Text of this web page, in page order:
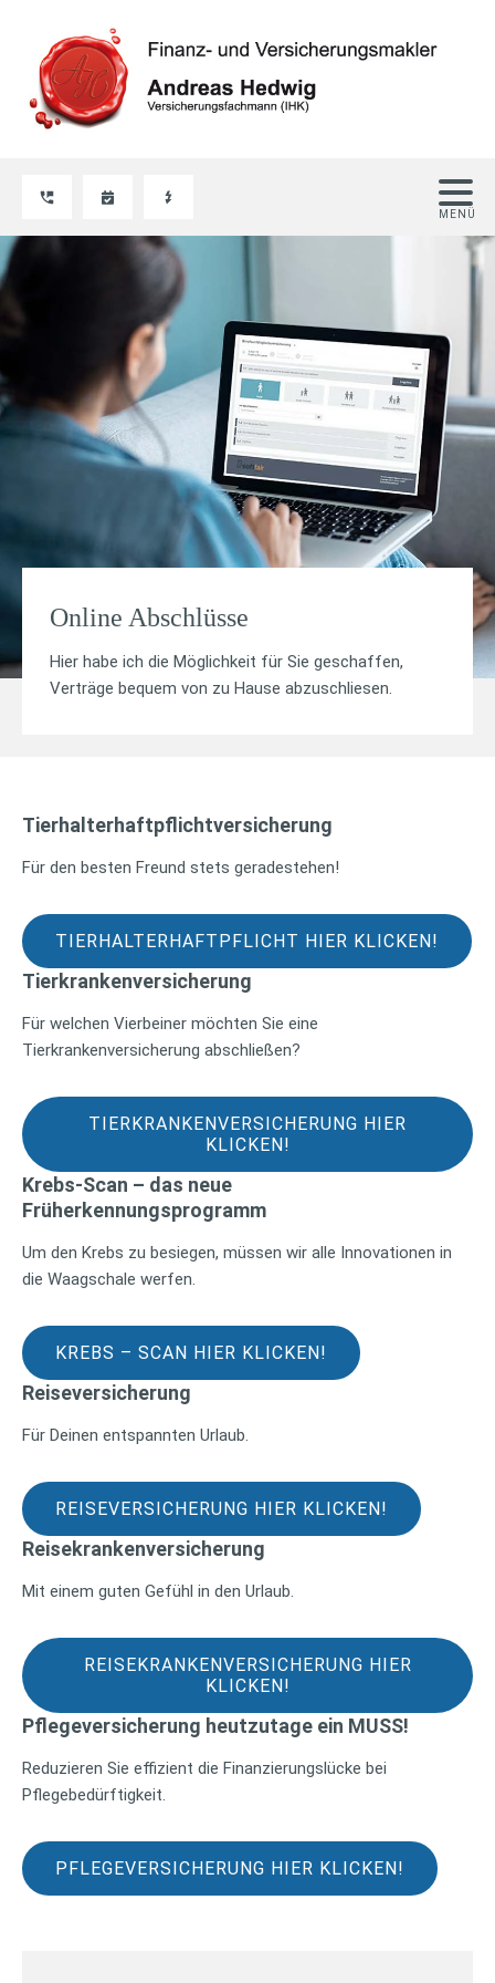
Online Abschlüsse
Hier habe ich die Möglichkeit für Sie geschaffen,
Verträge bequem von zu Hause abzuschliesen.
Tierhalterhaftpflichtversicherung
Für den besten Freund stets geradestehen!
TIERHALTERHAFTPFLICHT HIER KLICKEN!
Tierkrankenversicherung
Für welchen Vierbeiner möchten Sie eine
Tierkrankenversicherung abschließen?
TIERKRANKENVERSICHERUNG HIER
KLICKEN!
Krebs-Scan – das neue
Früherkennungsprogramm
Um den Krebs zu besiegen, müssen wir alle Innovationen in
die Waagschale werfen.
KREBS – SCAN HIER KLICKEN!
Reiseversicherung
Für Deinen entspannten Urlaub.
REISEVERSICHERUNG HIER KLICKEN!
Reisekrankenversicherung
Mit einem guten Gefühl in den Urlaub.
REISEKRANKENVERSICHERUNG HIER
KLICKEN!
Pflegeversicherung heutzutage ein MUSS!
Reduzieren Sie effizient die Finanzierungslücke bei
Pflegebedürftigkeit.
PFLEGEVERSICHERUNG HIER KLICKEN!